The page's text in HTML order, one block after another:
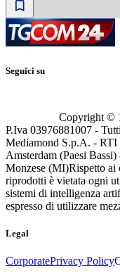
Seguici su
Copyright ©
P.Iva 03976881007 -
Mediamond S.p.A. - RTI
Amsterdam (Paesi
Monzese (MI)Rispetto ai
riprodotti è vietata ogni
sistemi di intelligenza
espresso di utilizzare
Legal
CorporatePrivacy Policy